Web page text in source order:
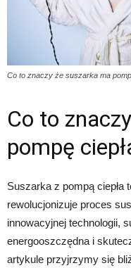
Co to znaczy że suszarka ma
Co to
pompę
Suszarka z pompą ciepła
rewolucjonizuje proces
innowacyjnej technologii,
energooszczędna i
artykule przyjrzymy się